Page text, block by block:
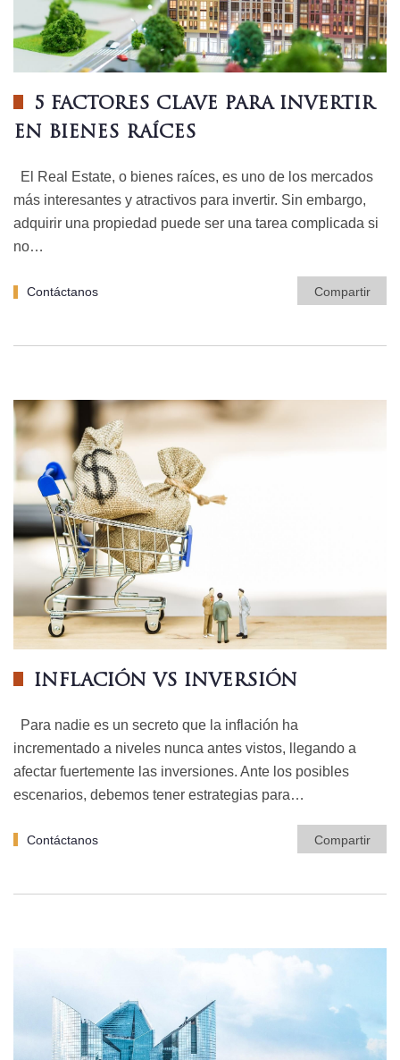
5 FACTORES CLAVE PARA INVERTIR
EN BIENES RAÍCES
El Real Estate, o bienes raíces, es uno de los mercados
más interesantes y atractivos para invertir. Sin embargo,
adquirir una propiedad puede ser una tarea complicada si
no…
Contáctanos Compartir
INFLACIÓN VS INVERSIÓN
Para nadie es un secreto que la inflación ha
incrementado a niveles nunca antes vistos, llegando a
afectar fuertemente las inversiones. Ante los posibles
escenarios, debemos tener estrategias para…
Contáctanos Compartir